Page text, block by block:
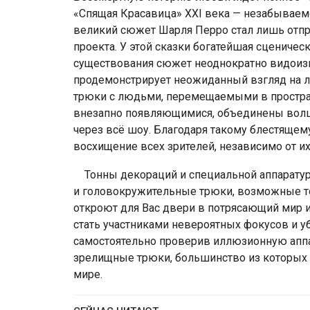
«Спящая Красавица» XXI века —
великий сюжет Шарля Перро стал лишь
проекта. У этой сказки богатейшая
существования сюжет неоднократно
продемонстрирует неожиданный взгляд
трюки с людьми, перемещаемыми в
внезапно появляющимися, объединены
через всё шоу. Благодаря такому
восхищение всех зрителей, независимо от
Тонны декораций и специальной
и головокружительные трюки, возможные
откроют для Вас двери в потрясающий мир
стать участниками невероятных фокусов и
самостоятельно проверив иллюзионную
зрелищные трюки, большинство из
мире.